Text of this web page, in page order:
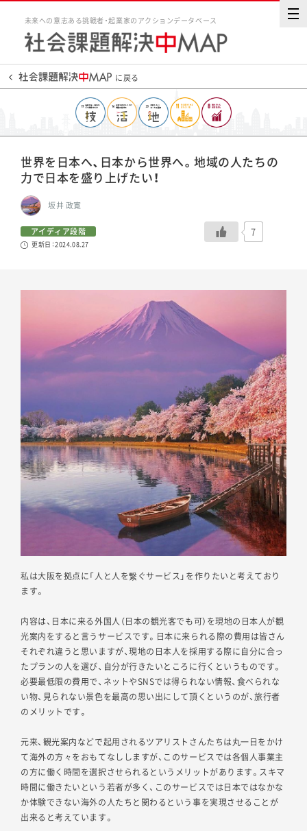
未来への意志ある挑戦者・起業家のアクションデータベース
に戻る
世界を日本へ、日本から世界へ。地域の人たちの
力で日本を盛り上げたい！
坂井 政寛
アイディア段階
更新日：2024.08.27
7
私は大阪を拠点に「人と人を繋ぐサービス」を作りたいと考えており
ます。
内容は、日本に来る外国人（日本の観光客でも可）を現地の日本人が観
光案内をすると言うサービスです。日本に来られる際の費用は皆さん
それぞれ違うと思いますが、現地の日本人を採用する際に自分に合っ
たプランの人を選び、自分が行きたいところに行くというものです。
必要最低限の費用で、ネットやSNSでは得られない情報、食べられな
い物、見られない景色を最高の思い出にして頂くというのが、旅行者
のメリットです。
元来、観光案内などで起用されるツアリストさんたちは丸一日をかけ
て海外の方々をおもてなししますが、このサービスでは各個人事業主
の方に働く時間を選択させられるというメリットがあります。スキマ
時間に働きたいという若者が多く、このサービスでは日本ではなかな
か体験できない海外の人たちと関わるという事を実現させることが
出来ると考えています。